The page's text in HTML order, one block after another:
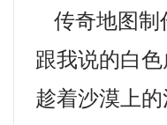
传奇地图制
跟我说的白
趁着沙漠上